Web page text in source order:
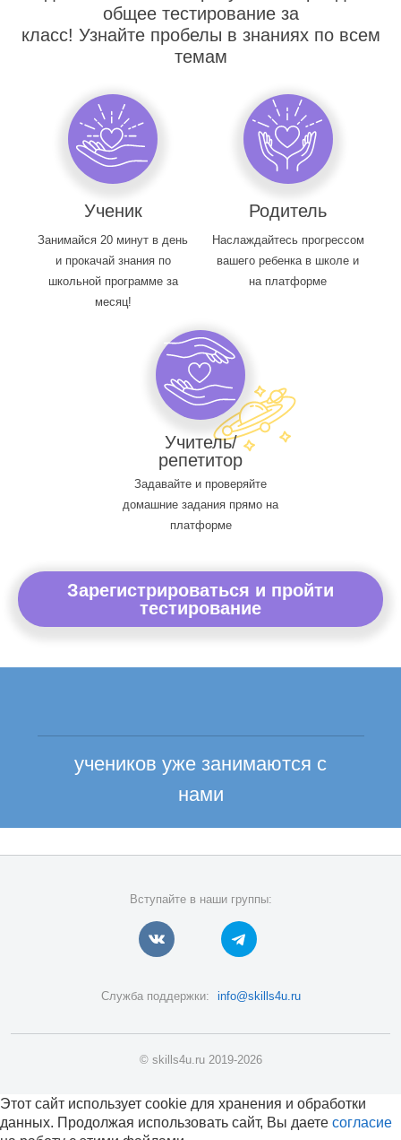
общее тестирование за
класс! Узнайте пробелы в знаниях по всем
темам
Ученик
Занимайся 20 минут в день
и прокачай знания по
школьной программе за
месяц!
Родитель
Наслаждайтесь прогрессом
вашего ребенка в школе и
на платформе
Учитель/
репетитор
Задавайте и проверяйте
домашние задания прямо на
платформе
Зарегистрироваться и пройти
тестирование
учеников уже занимаются с
нами
Вступайте в наши группы:
Служба поддержки: info@skills4u.ru
© skills4u.ru 2019-2026
Этот сайт использует cookie для хранения и обработки
данных. Продолжая использовать сайт, Вы даете согласие